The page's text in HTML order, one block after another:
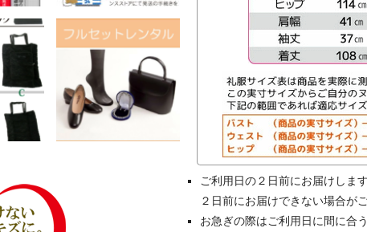
ご利用日の２日前にお届けしま
２日前にお届けできない場合が
お急ぎの際はご利用日に間に合